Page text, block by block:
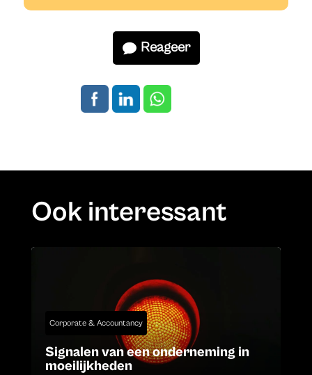
Reageer
Ook interessant
Corporate & Accountancy
Signalen van een onderneming in
moeilijkheden